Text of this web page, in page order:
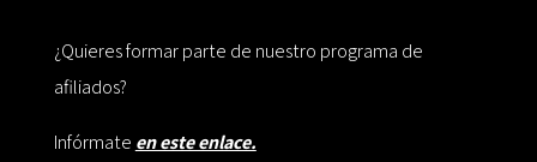
¿Quieres formar parte de nuestro programa de
afiliados?
Infórmate en este enlace.